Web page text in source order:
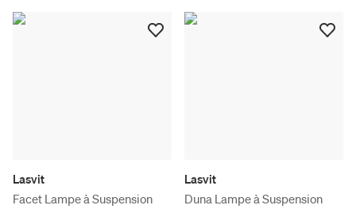
Lasvit
Facet Lampe à Suspension
Lasvit
Duna Lampe à Suspension